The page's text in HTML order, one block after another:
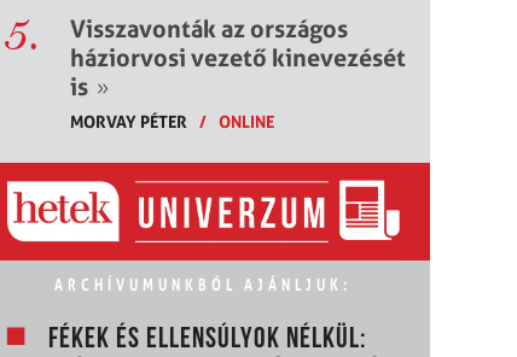
5.
Visszavonták az országos
háziorvosi vezető kinevezését
is »
MORVAY PÉTER / ONLINE
ARCHÍVUMUNKBÓL AJÁNLJUK:
FÉKEK ÉS ELLENSÚLYOK NÉLKÜL: